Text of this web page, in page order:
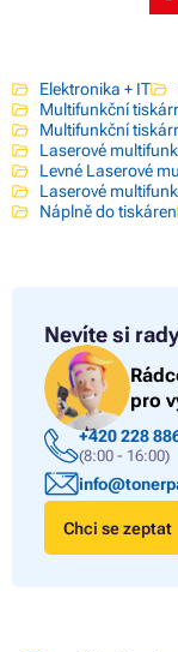
Elektronika + IT
Multifunkční
Multifunkční
Laserové
Levné Laserové
Laserové
Náplně do tiskáren
Nevíte si
pro
+420 228
(8:00 - 16:00)
Chci se zeptat